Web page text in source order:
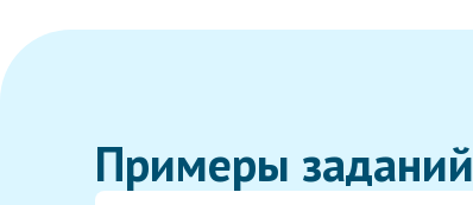
Примеры заданий